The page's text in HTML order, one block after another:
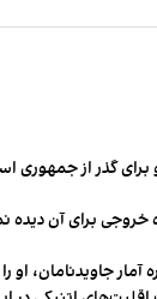
برای گذر از
خروجی برای آن دیده
جاویدنامان، او